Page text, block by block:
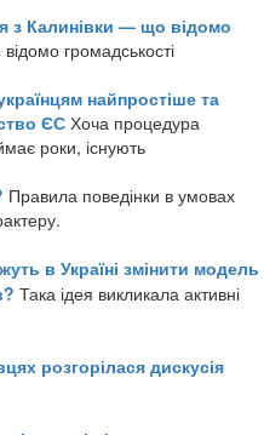
з Калинівки — що відомо
громадськості
найпростіше та
ЄС Хоча процедура
роки, існують
Правила поведінки в умовах
в Україні змінити модель
Така ідея викликала активні
розгорілася дискусія